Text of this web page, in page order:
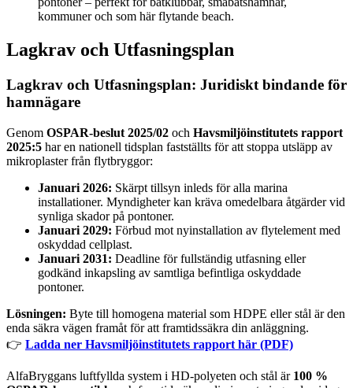
kommuner och som här flytande beach.
Lagkrav och Utfasningsplan
Lagkrav och Utfasningsplan: Juridiskt bindande för
hamnägare
Genom OSPAR-beslut 2025/02 och Havsmiljöinstitutets rapport
2025:5 har en nationell tidsplan fastställts för att stoppa utsläpp av
mikroplaster från flytbryggor:
Januari 2026: Skärpt tillsyn inleds för alla marina
installationer. Myndigheter kan kräva omedelbara åtgärder vid
synliga skador på pontoner.
Januari 2029: Förbud mot nyinstallation av flytelement med
oskyddad cellplast.
Januari 2031: Deadline för fullständig utfasning eller
godkänd inkapsling av samtliga befintliga oskyddade
pontoner.
Lösningen: Byte till homogena material som HDPE eller stål är den
enda säkra vägen framåt för att framtidssäkra din anläggning.
👉 Ladda ner Havsmiljöinstitutets rapport här (PDF)
AlfaBryggans luftfyllda system i HD-polyeten och stål är 100 %